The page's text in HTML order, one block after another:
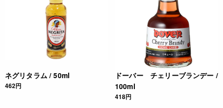
ネグリタラム / 50ml
462円
ドーバー チェリーブランデー /
100ml
418円